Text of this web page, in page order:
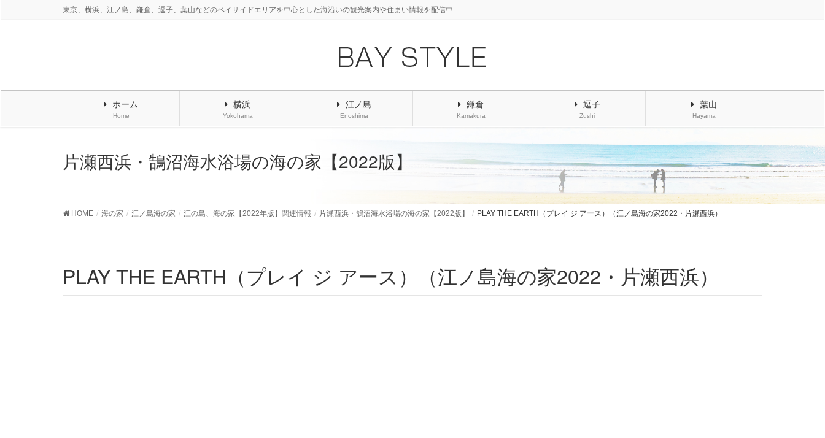
東京、横浜、江ノ島、鎌倉、逗子、葉山などのベイサイドエリアを中心とした海沿いの観光案内や住まい情報を配信中
ホーム
Home
横浜
Yokohama
江ノ島
Enoshima
鎌倉
Kamakura
逗子
Zushi
葉山
Hayama
片瀬西浜・鵠沼海水浴場の海の家【2022版】
HOME 海の家 江ノ島海の家 江の島、海の家【2022年版】関連情報 片瀬西浜・鵠沼海水浴場の海の家【2022版】 PLAY THE EARTH（プレイ ジ アース）（江ノ島海の家2022・片瀬西浜）
PLAY THE EARTH（プレイ ジ アース）（江ノ島海の家2022・片瀬西浜）